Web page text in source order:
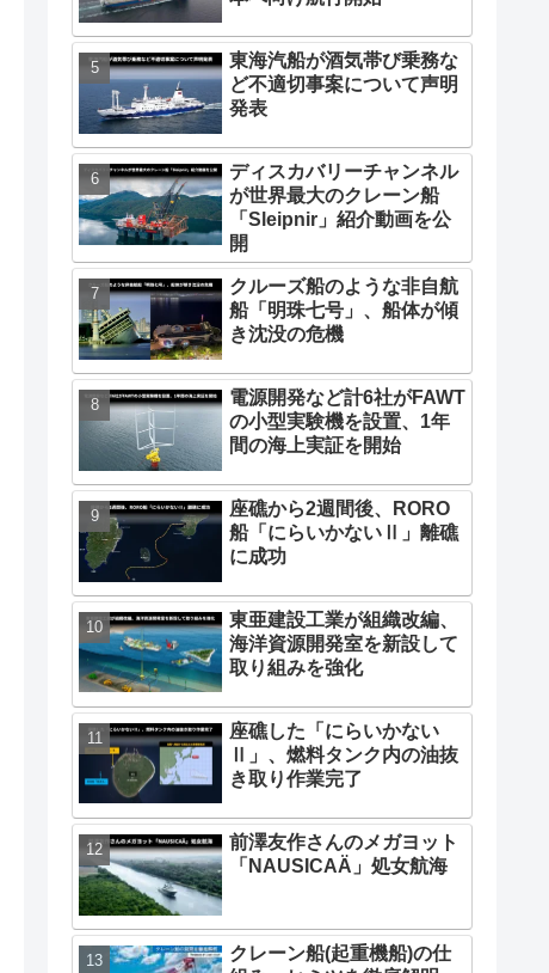
東海汽船が酒気帯び乗務な
ど不適切事案について声明
発表
ディスカバリーチャンネル
が世界最大のクレーン船
「Sleipnir」紹介動画を公
開
クルーズ船のような非自航
船「明珠七号」、船体が傾
き沈没の危機
電源開発など計6社がFAWT
の小型実験機を設置、1年
間の海上実証を開始
座礁から2週間後、RORO
船「にらいかないⅡ」離礁
に成功
東亜建設工業が組織改編、
海洋資源開発室を新設して
取り組みを強化
座礁した「にらいかない
Ⅱ」、燃料タンク内の油抜
き取り作業完了
前澤友作さんのメガヨット
「NAUSICAÄ」処女航海
クレーン船(起重機船)の仕